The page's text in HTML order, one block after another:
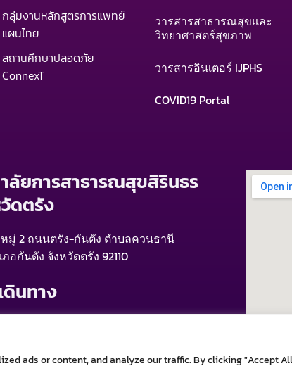
ads or content, and analyze our traffic. By clicking "Accept
กลุ่มงานหลักสูตรการแพทย์
แผนไทย
สถานศึกษาปลอดภัย
ConnexT
วารสารสาธารณสุขและ
วิทยาศาสตร์สุขภาพ
วารสารอินเตอร์ IJPHS
COVID19 Portal
ลัยการสาธารณสุขสิรินธร
ดตรัง
มู่ 2 ถนนตรัง-กันตัง ตำบลควนธานี
ภอกันตัง จังหวัดตรัง 92110
ดินทาง
สถานีขนส่ง > มอเตอร์ไซค์รับจ้าง , รถแท็กซี่